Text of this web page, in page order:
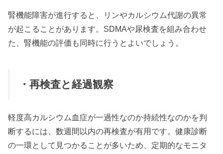
腎機能障害が進行すると、リンやカルシウム代謝の異常
が起こることがあります。SDMAや尿検査を組み合わせ
た、腎機能の評価も同時に行うとよいでしょう。
・再検査と経過観察
軽度高カルシウム血症が一過性なのか持続性なのかを判
断するには、数週間以内の再検査が有用です。健康診断
の一環として見つかることが多いため、定期的なモニタ